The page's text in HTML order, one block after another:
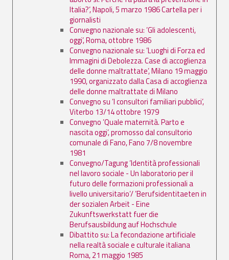
Italia?’, Napoli, 5 marzo 1986 Cartella per i
giornalisti
Convegno nazionale su: ’Gli adolescenti,
oggi’, Roma, ottobre 1986
Convegno nazionale su: ’Luoghi di Forza ed
Immagini di Debolezza. Case di accoglienza
delle donne maltrattate’, Milano 19 maggio
1990, organizzato dalla Casa di accoglienza
delle donne maltrattate di Milano
Convegno su ’I consultori familiari pubblici’,
Viterbo 13/14 ottobre 1979
Convegno ’Quale maternità. Parto e
nascita oggi’, promosso dal consultorio
comunale di Fano, Fano 7/8 novembre
1981
Convegno/Tagung ’Identità professionali
nel lavoro sociale - Un laboratorio per il
futuro delle formazioni professionali a
livello universitario’/ ’Berufsidentitaeten in
der sozialen Arbeit - Eine
Zukunftswerkstatt fuer die
Berufsausbildung auf Hochschule
Dibattito su: La fecondazione artificiale
nella realtà sociale e culturale italiana
Roma, 21 maggio 1985